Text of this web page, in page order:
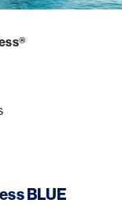
BLUE